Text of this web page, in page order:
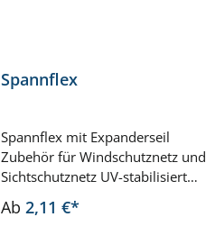
Spannflex
Spannflex mit Expanderseil
Zubehör für Windschutznetz und
Sichtschutznetz UV-stabilisiert
oder weiß Länge ungedehnt ca.
Ab 2,11 €*